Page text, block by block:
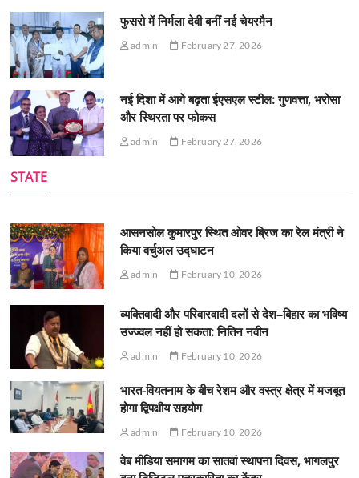
फुसरो में निर्मला देवी बनीं नई चेयरमैन
admin February 27, 2026
नई दिशा में आगे बढ़ता ईएसएल स्टील: गुणवत्ता, भरोसा
और स्थिरता पर फोकस
admin February 27, 2026
STATE
आसनसोल कुमारपुर स्थित ओवर ब्रिज का रेल मंत्री ने
किया वर्चुअल उद्घाटन
admin February 10, 2026
व्यक्तिवादी और परिवारवादी दलों से देश–बिहार का भविष्य
उज्ज्वल नहीं हो सकता: नितिन नवीन
admin February 10, 2026
भारत-वियतनाम के बीच रेशम और वस्त्र क्षेत्र में मजबूत
होगा द्विपक्षीय सहयोग
admin February 10, 2026
वेब मीडिया समागम का सातवां स्थापना दिवस, भागलपुर